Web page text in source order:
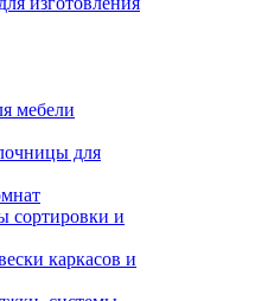
мебели
для
сортировки и
каркасов и